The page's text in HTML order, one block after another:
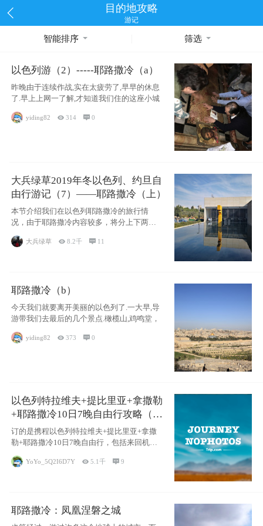
目的地攻略
游记
智能排序 筛选
以色列游（2）-----耶路撒冷（a）
昨晚由于连续作战,实在太疲劳了,早早的休息
了.早上上网一了解,才知道我们住的这座小城
yiding82  314 0
大兵绿草2019年冬以色列、约旦自
由行游记（7）——耶路撒冷（上）
本节介绍我们在以色列耶路撒冷的旅行情
况，由于耶路撒冷内容较多，将分上下两节
大兵绿草 8.2千  11
耶路撒冷（b）
今天我们就要离开美丽的以色列了.一大早,导
游带我们去最后的几个景点.橄榄山,鸡鸣堂，
yiding82 373 0
以色列特拉维夫+提比里亚+拿撒勒
+耶路撒冷10日7晚自由行攻略（交
通和住宿为主）
订的是携程以色列特拉维夫+提比里亚+拿撒
勒+耶路撒冷10日7晚自由行，包括来回机票
YoYo_5Q2I6D7Y  5.1千 9
耶路撒冷：凤凰涅磐之城